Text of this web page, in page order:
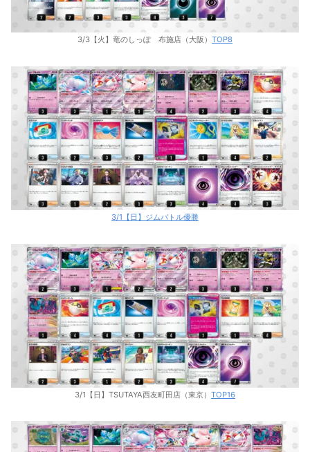
3/3【火】竜のしっぽ 布施店（大阪） TOP8
3/1【日】ジムバトル優勝
3/1【日】TSUTAYA西友町田店（東京） TOP16